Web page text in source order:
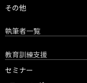
その他
執筆者一覧
教育訓練支援
セミナー